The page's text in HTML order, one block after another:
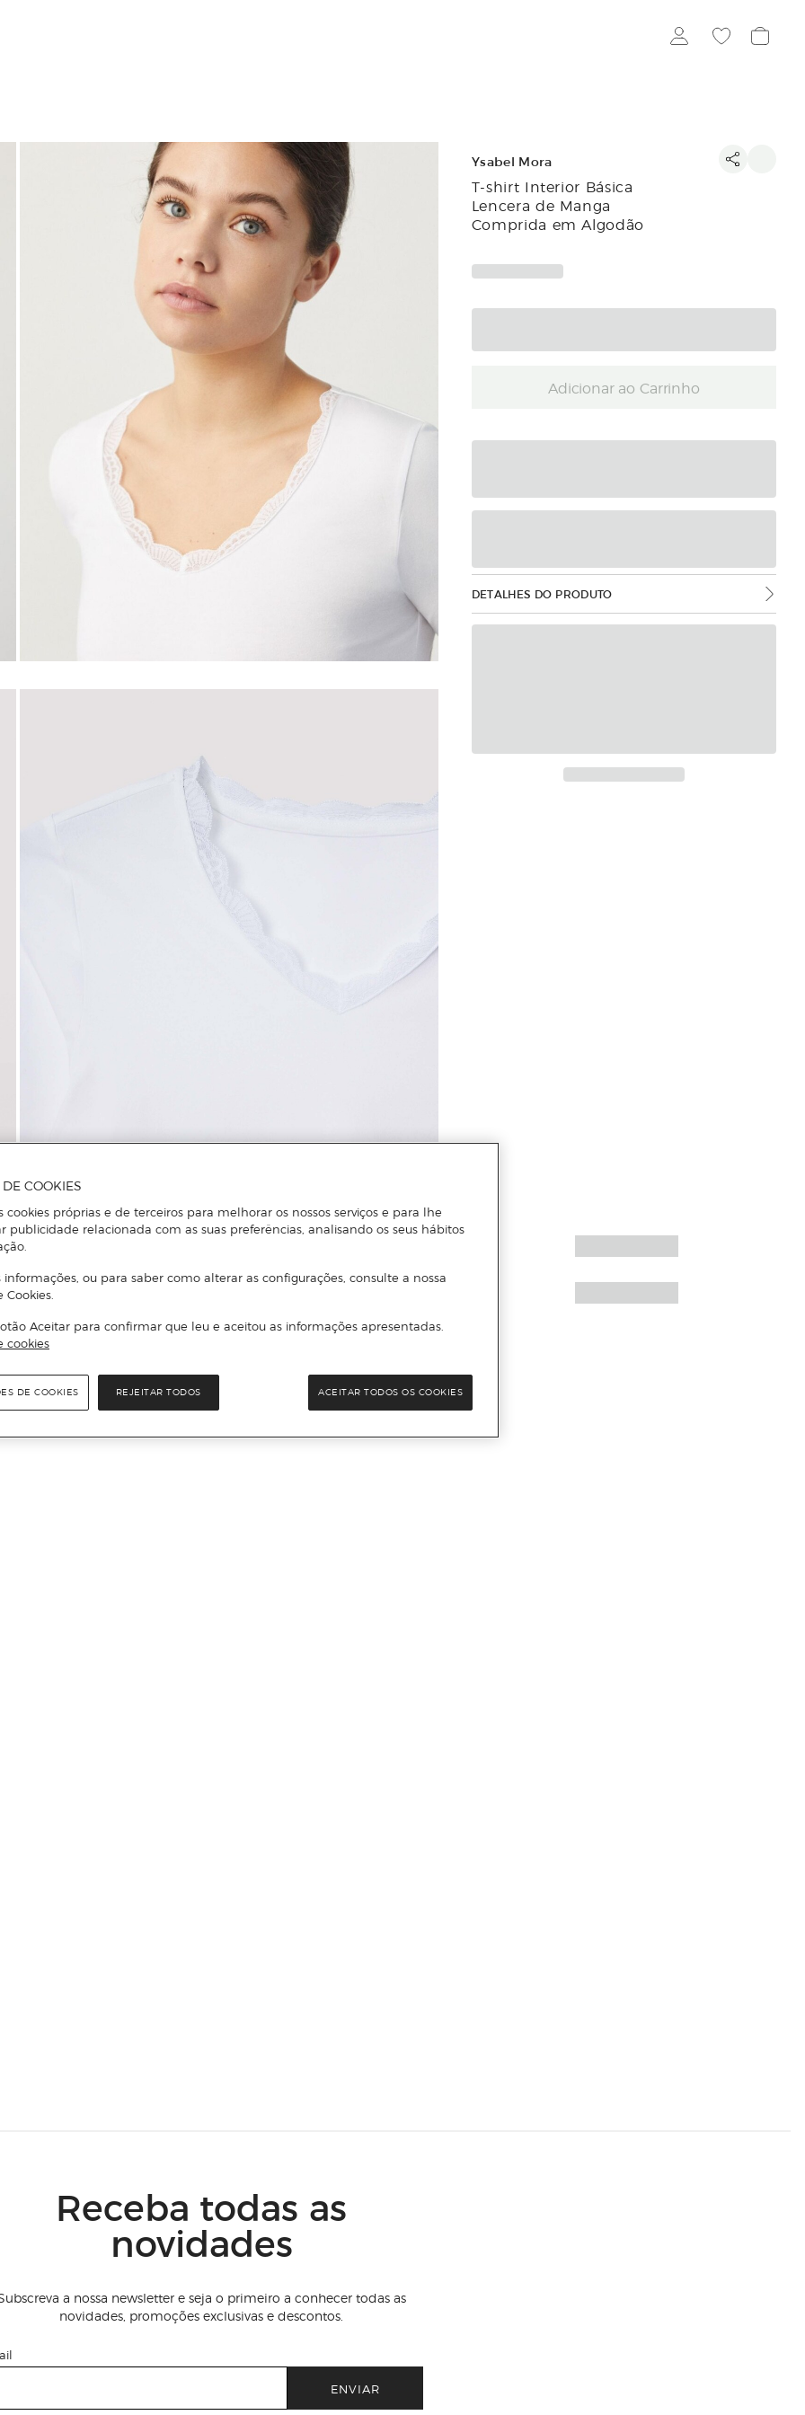
Ysabel Mora
T-shirt Interior Básica
Lencera de Manga
Comprida em Algodão
Adicionar ao Carrinho
DETALHES DO PRODUTO
Receba todas as
novidades
a nossa newsletter e seja o primeiro a conhecer todas as
novidades, promoções exclusivas e descontos.
ENVIAR
COOKIES
cookies próprias e de terceiros para melhorar os nossos serviços e para lhe
publicidade relacionada com as suas preferências, analisando os seus hábitos
informações, ou para saber como alterar as configurações, consulte a nossa
Cookies.
Aceitar para confirmar que leu e aceitou as informações apresentadas.
cookies
REJEITAR TODOS ACEITAR TODOS OS COOKIES
DE COOKIES